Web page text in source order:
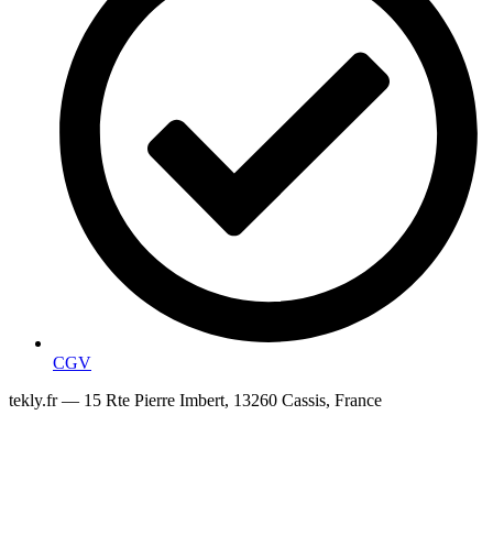
CGV
tekly.fr — 15 Rte Pierre Imbert, 13260 Cassis, France